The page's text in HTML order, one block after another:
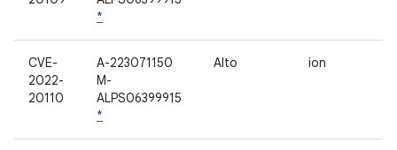
*
CVE-
2022-
20110
A-223071150
M-
ALPS06399915
*
Alto ion